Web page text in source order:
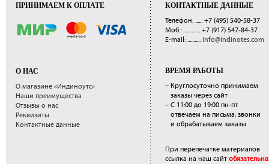
ПРИНИМАЕМ К ОПЛАТЕ
О НАС
О магазине «Индиноутс»
Наши преимущества
Отзывы о нас
Реквизиты
Контактные данные
КОНТАКТНЫЕ ДАННЫЕ
Телефон: ...... +7 (495) 540-58-37
Моб.: .............. +7 (917) 547-84-37
E-mail: ........... info@indinotes.com
ВРЕМЯ РАБОТЫ
– Круглосуточно принимаем
заказы через сайт
– С 11:00 до 19:00 пн-пт
отвечаем на письма, звонки
и обрабатываем заказы
При перепечатке материалов
ссылка на наш сайт обязательна.